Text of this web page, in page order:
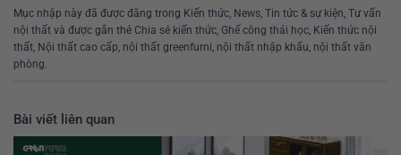
Mục nhập này đã được đăng trong Kiến thức, News, Tin tức & sự kiện, Tư vấn
nội thất và được gắn thẻ Chia sẻ kiến thức, Ghế công thái học, Kiến thức nội
thất, Nội thất cao cấp, nội thất greenfurni, nội thất nhập khẩu, nội thất văn
phòng.
Bài viết liên quan